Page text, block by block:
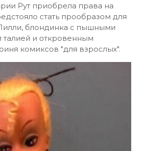
Рут приобрела права на
стать прообразом для
блондинка с пышными
и откровенным
комиксов "для взрослых".